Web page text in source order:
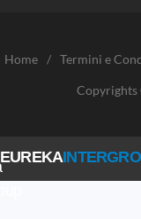
Home / Termini e
Copyrights
EUREKA